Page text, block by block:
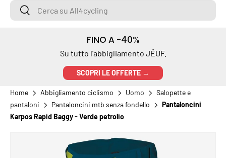
Cerca su All4cycling
Cerca
FINO A -40%
Su tutto l'abbigliamento JËUF.
SCOPRI LE OFFERTE →
Home Abbigliamento ciclismo Uomo
Salopette e
pantaloni
Pantaloncini mtb senza fondello
Pantaloncini
Karpos Rapid Baggy - Verde petrolio
PASSA ALLE INFORMAZIONI SUL PRODOTTO